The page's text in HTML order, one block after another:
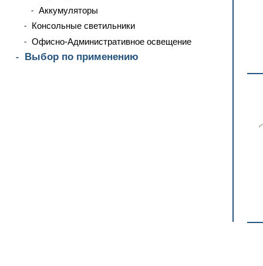
Аккумуляторы
Консольные светильники
Офисно-Административное освещение
Выбор по применению